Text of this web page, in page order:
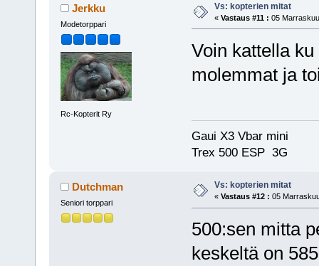
Jerkku
Modetorppari
Rc-Kopterit Ry
Vs: kopterien mitat
« Vastaus #11 : 05
Voin kattella
molemmat ja
Gaui X3 Vbar mini
Trex 500 ESP 3G
Dutchman
Seniori torppari
Vs: kopterien mitat
« Vastaus #12 : 05
500:sen mitta
keskeltä on